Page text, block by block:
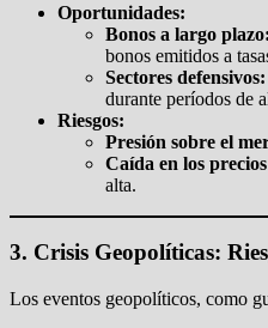
Oportunidades:
Bonos a largo plazo:
bonos emitidos a
Sectores defensivos:
durante períodos de
Riesgos:
Presión sobre el
Caída en los
alta.
3. Crisis Geopolíticas:
Los eventos geopolíticos, como